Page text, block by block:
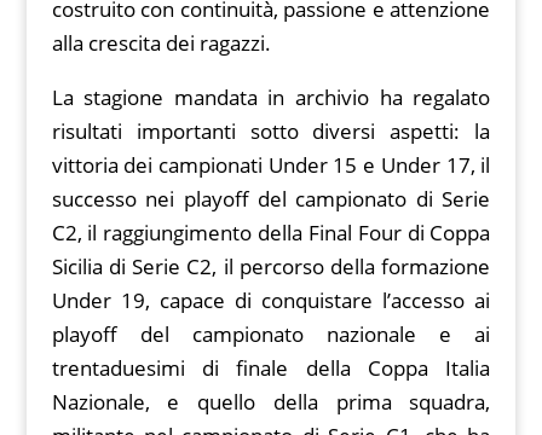
costruito con continuità, passione e attenzione
alla crescita dei ragazzi.
La stagione mandata in archivio ha regalato
risultati importanti sotto diversi aspetti: la
vittoria dei campionati Under 15 e Under 17, il
successo nei playoff del campionato di Serie
C2, il raggiungimento della Final Four di Coppa
Sicilia di Serie C2, il percorso della formazione
Under 19, capace di conquistare l’accesso ai
playoff del campionato nazionale e ai
trentaduesimi di finale della Coppa Italia
Nazionale, e quello della prima squadra,